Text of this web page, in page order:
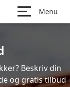
Menu
Beskriv din
og gratis tilbud